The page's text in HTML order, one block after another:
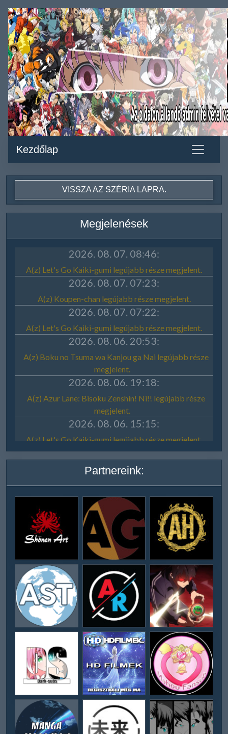
Kezdőlap
VISSZA AZ SZÉRIA LAPRA.
Megjelenések
Partnereink: